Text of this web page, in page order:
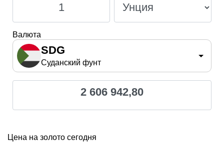
Валюта
SDG
Суданский фунт
2 606 942,80
Цена на золото сегодня